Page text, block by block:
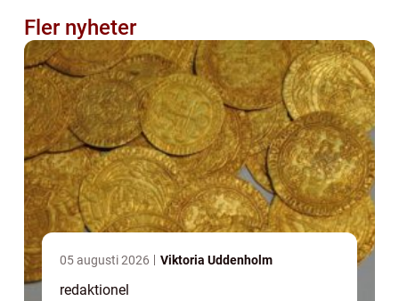
Fler nyheter
05 augusti 2026 Viktoria Uddenholm
redaktionel